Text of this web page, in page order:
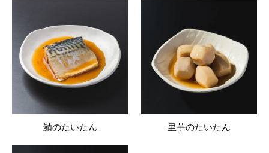
鯖のたいたん 里芋のたいたん